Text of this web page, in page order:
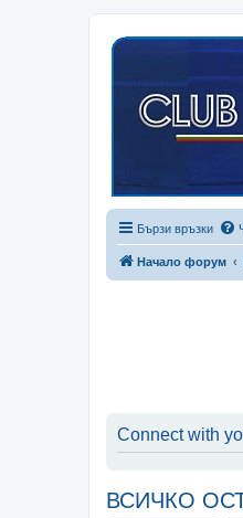
Бързи връзки
Начало форум
Connect with
ВСИЧКО